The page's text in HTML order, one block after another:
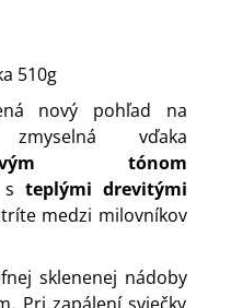
510g
nový pohľad na
vďaka
tónom
teplými drevitými
medzi milovníkov
sklenenej nádoby